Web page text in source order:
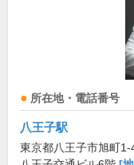
所在地・電話番号
八王子駅
東京都八王子市旭町1-